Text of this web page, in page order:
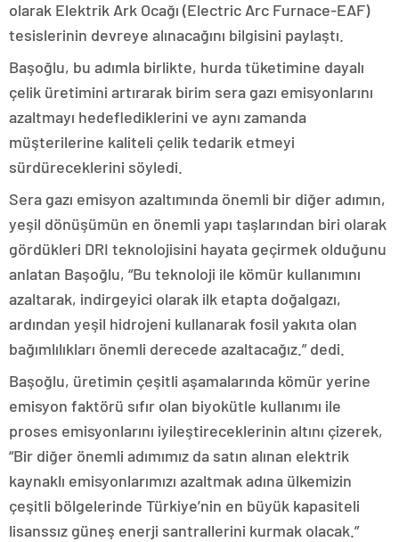
olarak Elektrik Ark Ocağı (Electric Arc Furnace-EAF)
tesislerinin devreye alınacağını bilgisini paylaştı.
Başoğlu, bu adımla birlikte, hurda tüketimine dayalı
çelik üretimini artırarak birim sera gazı emisyonlarını
azaltmayı hedeflediklerini ve aynı zamanda
müşterilerine kaliteli çelik tedarik etmeyi
sürdüreceklerini söyledi.
Sera gazı emisyon azaltımında önemli bir diğer adımın,
yeşil dönüşümün en önemli yapı taşlarından biri olarak
gördükleri DRI teknolojisini hayata geçirmek olduğunu
anlatan Başoğlu, “Bu teknoloji ile kömür kullanımını
azaltarak, indirgeyici olarak ilk etapta doğalgazı,
ardından yeşil hidrojeni kullanarak fosil yakıta olan
bağımlılıkları önemli derecede azaltacağız.” dedi.
Başoğlu, üretimin çeşitli aşamalarında kömür yerine
emisyon faktörü sıfır olan biyokütle kullanımı ile
proses emisyonlarını iyileştireceklerinin altını çizerek,
“Bir diğer önemli adımımız da satın alınan elektrik
kaynaklı emisyonlarımızı azaltmak adına ülkemizin
çeşitli bölgelerinde Türkiye’nin en büyük kapasiteli
lisanssız güneş enerji santrallerini kurmak olacak.”